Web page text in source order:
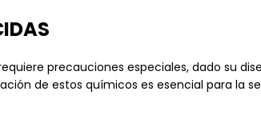
precauciones especiales, dado su
de estos químicos es esencial para la